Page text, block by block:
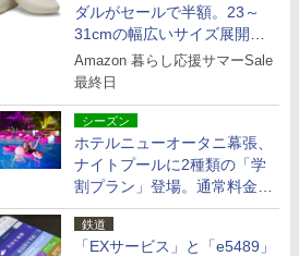
ダルがセールで半額。23～
31cmの幅広いサイズ展開、
独自のクッション素材を採用
Amazon 暮らし応援サマーSale
最終日
シーズン
ホテルニューオータニ幕張、
ナイトプールに2種類の「学
割プラン」登場。通常料金の
およそ半額でお得に夜活
鉄道
「EXサービス」と「e5489」